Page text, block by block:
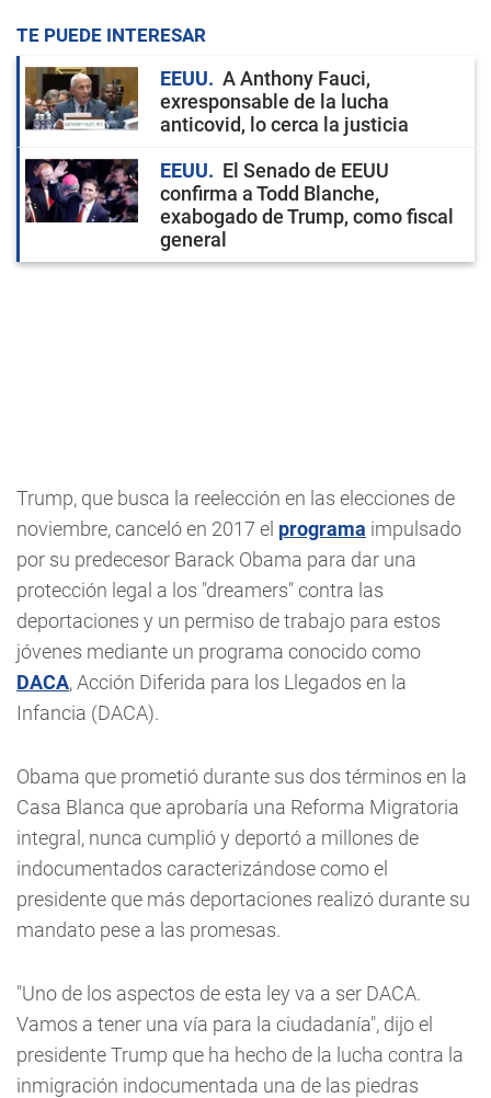
TE PUEDE INTERESAR
EEUU
A Anthony Fauci,
exresponsable de la lucha
anticovid, lo cerca la justicia
EEUU
El Senado de EEUU
confirma a Todd Blanche,
exabogado de Trump, como fiscal
general
Trump, que busca la reelección en las elecciones de
noviembre, canceló en 2017 el programa impulsado
por su predecesor Barack Obama para dar una
protección legal a los "dreamers" contra las
deportaciones y un permiso de trabajo para estos
jóvenes mediante un programa conocido como
DACA, Acción Diferida para los Llegados en la
Infancia (DACA).
Obama que prometió durante sus dos términos en la
Casa Blanca que aprobaría una Reforma Migratoria
integral, nunca cumplió y deportó a millones de
indocumentados caracterizándose como el
presidente que más deportaciones realizó durante su
mandato pese a las promesas.
"Uno de los aspectos de esta ley va a ser DACA.
Vamos a tener una vía para la ciudadanía", dijo el
presidente Trump que ha hecho de la lucha contra la
inmigración indocumentada una de las piedras